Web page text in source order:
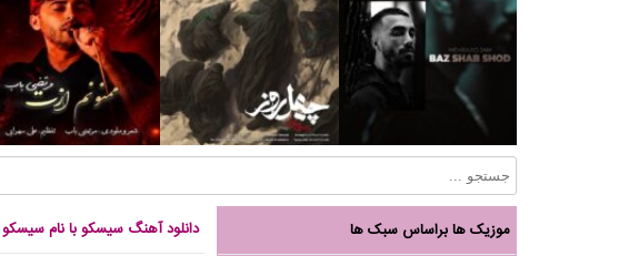
موزیک ها براساس سبک ها دانلود آهنگ سیسکو با نام سیسکو